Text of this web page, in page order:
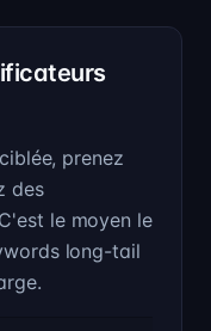
prenez
des
le moyen le
long-tail